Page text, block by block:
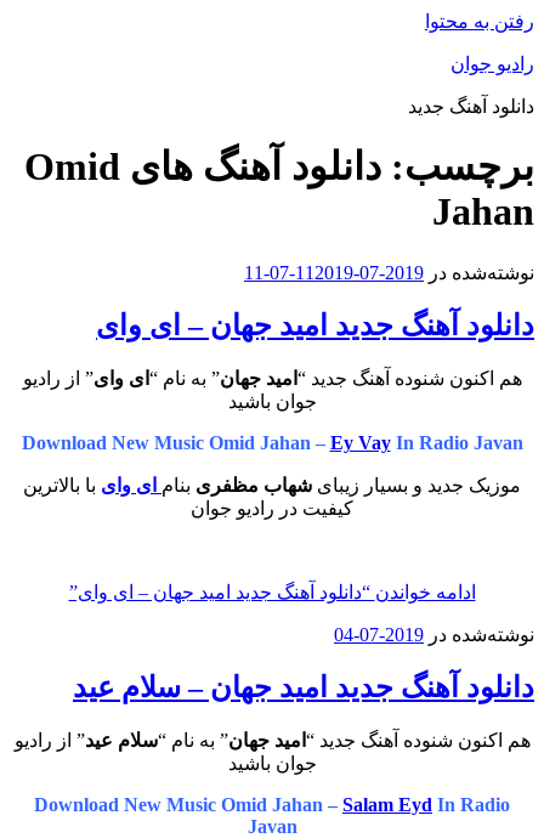
رفتن به محتوا
رادیو جوان
دانلود آهنگ جدید
برچسب:
دانلود آهنگ های Omid
Jahan
نوشته‌شده در 2019-07-11
2019-07-11
دانلود آهنگ جدید امید جهان – ای وای
هم اکنون شنوده آهنگ جدید “ امید جهان” به نام “ ای وای” از رادیو
جوان باشید
Download New Music Omid Jahan – Ey VayIn Radio Javan
موزیک جدید و بسیار زیبای شهاب مظفری بنام ای وای با بالاترین
کیفیت در رادیو جوان
ادامه خواندن “دانلود آهنگ جدید امید جهان – ای وای”
نوشته‌شده در 2019-07-04
دانلود آهنگ جدید امید جهان – سلام عید
هم اکنون شنوده آهنگ جدید “ امید جهان” به نام “سلام عید” از رادیو
جوان باشید
Download New Music Omid Jahan – Salam Eyd In Radio
Javan